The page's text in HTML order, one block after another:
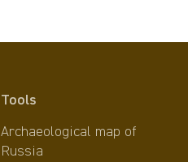
Tools
Archaeological map of
Russia